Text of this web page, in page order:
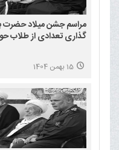
مراسم جشن میلاد حضرت
گذاری تعدادی از طلاب
15 بهمن 1404